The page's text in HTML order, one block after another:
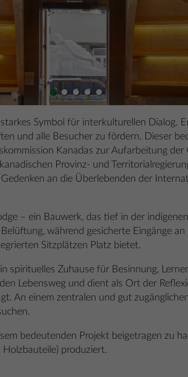
•••••
Symbol für interkulturellen Dialog.
und alle Besucher zu fördern. Dieser
Kanadas zur Aufarbeitung
Provinz- und
an die Überlebenden der
– ein Bauwerk, das tief in der
während gesicherte Eingänge
Sitzplätzen Platz bietet.
spirituelles Zuhause für Besinnung,
Lebensweg und dient als Ort der
An einem zentralen und gut
bedeutenden Projekt beigetragen zu
produziert.